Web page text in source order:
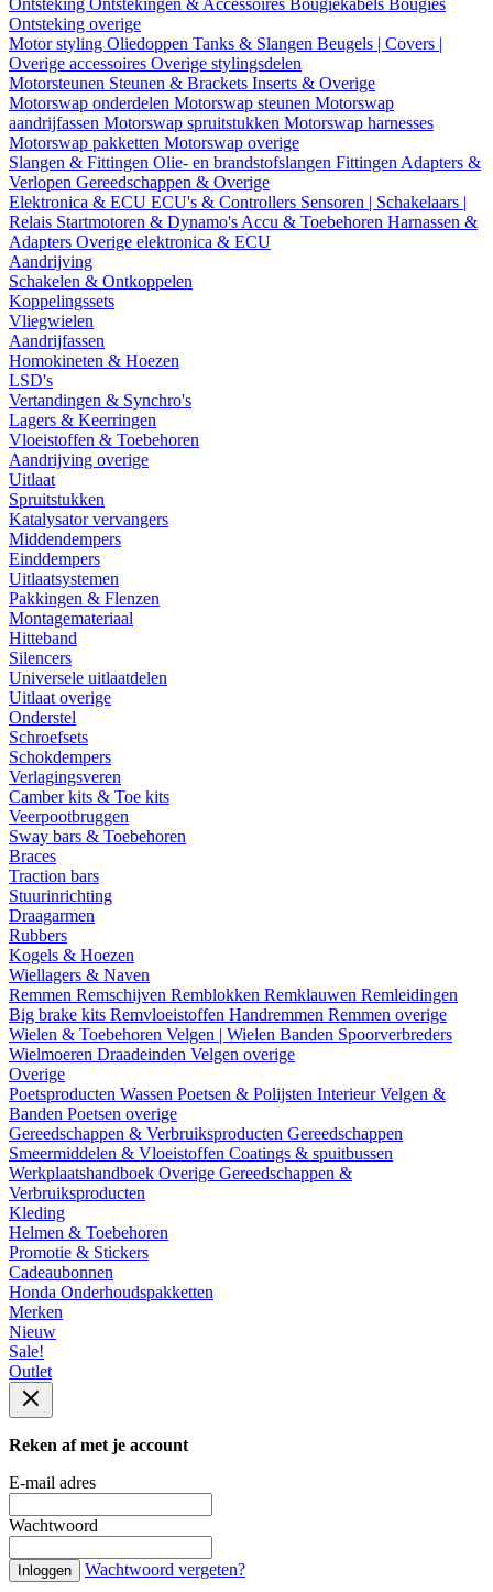
Ontsteking Ontstekingen & Accessoires Bougiekabels Bougies
Ontsteking overige
Motor styling Oliedoppen Tanks & Slangen Beugels | Covers |
Overige accessoires Overige stylingsdelen
Motorsteunen Steunen & Brackets Inserts & Overige
Motorswap onderdelen Motorswap steunen Motorswap
aandrijfassen Motorswap spruitstukken Motorswap harnesses
Motorswap pakketten Motorswap overige
Slangen & Fittingen Olie- en brandstofslangen Fittingen Adapters &
Verlopen Gereedschappen & Overige
Elektronica & ECU ECU's & Controllers Sensoren | Schakelaars |
Relais Startmotoren & Dynamo's Accu & Toebehoren Harnassen &
Adapters Overige elektronica & ECU
Aandrijving
Schakelen & Ontkoppelen
Koppelingssets
Vliegwielen
Aandrijfassen
Homokineten & Hoezen
LSD's
Vertandingen & Synchro's
Lagers & Keerringen
Vloeistoffen & Toebehoren
Aandrijving overige
Uitlaat
Spruitstukken
Katalysator vervangers
Middendempers
Einddempers
Uitlaatsystemen
Pakkingen & Flenzen
Montagemateriaal
Hitteband
Silencers
Universele uitlaatdelen
Uitlaat overige
Onderstel
Schroefsets
Schokdempers
Verlagingsveren
Camber kits & Toe kits
Veerpootbruggen
Sway bars & Toebehoren
Braces
Traction bars
Stuurinrichting
Draagarmen
Rubbers
Kogels & Hoezen
Wiellagers & Naven
Remmen Remschijven Remblokken Remklauwen Remleidingen
Big brake kits Remvloeistoffen Handremmen Remmen overige
Wielen & Toebehoren Velgen | Wielen Banden Spoorverbreders
Wielmoeren Draadeinden Velgen overige
Overige
Poetsproducten Wassen Poetsen & Polijsten InterieurVelgen &
Banden Poetsen overige
Gereedschappen & Verbruiksproducten Gereedschappen
Smeermiddelen & Vloeistoffen Coatings & spuitbussen
Werkplaatshandboek Overige Gereedschappen &
Verbruiksproducten
Kleding
Helmen & Toebehoren
Promotie & Stickers
Cadeaubonnen
Honda Onderhoudspakketten
Merken
Nieuw
Sale!
Outlet
Reken af met je account
E-mail adres
Wachtwoord
Inloggen Wachtwoord vergeten?